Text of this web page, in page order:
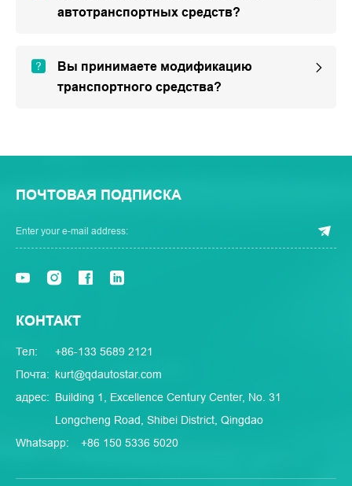
автотранспортных средств?
Вы принимаете модификацию
транспортного средства?
ПОЧТОВАЯ ПОДПИСКА
КОНТАКТ
Тел:
+86-133 5689 2121
Почта: kurt@qdautostar.com
адрес: Building 1, Excellence Century Center, No. 31
Longcheng Road, Shibei District, Qingdao
Whatsapp:
+86 150 5336 5020